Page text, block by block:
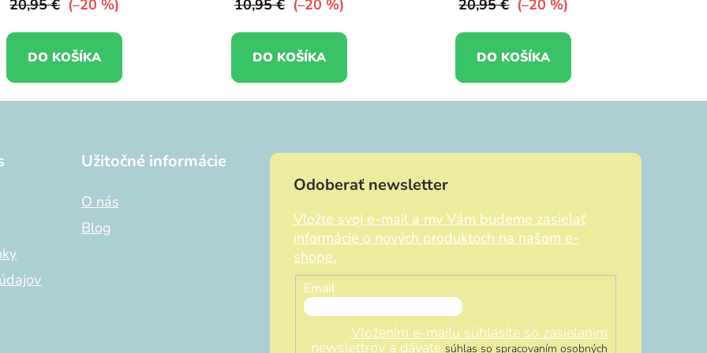
20,95 € (–20 %)
DO KOŠÍKA
10,95 € (–20 %)
DO KOŠÍKA
20,95 € (–20 %)
DO KOŠÍKA
Užitočné informácie
O nás
Blog
Odoberať newsletter
Vložte svoj e-mail a my Vám budeme zasielať
informácie o nových produktoch na našom e-
shope.
Email
Vložením e-mailu súhlasíte so zasielaním
newslettrov a dávate súhlas so spracovaním osobných